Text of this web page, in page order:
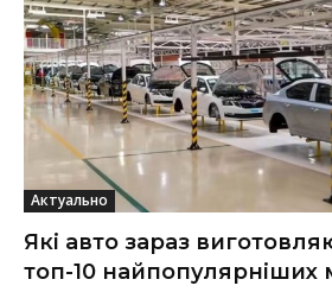
Актуально
Які авто зараз
топ-10 найпопулярніших